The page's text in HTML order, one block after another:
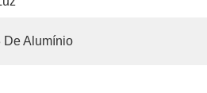
De Alumínio